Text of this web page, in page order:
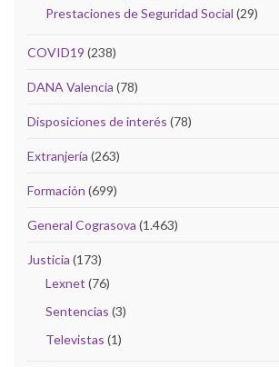
Prestaciones de Seguridad Social (29)
COVID19 (238)
DANA Valencia (78)
Disposiciones de interés (78)
Extranjería (263)
Formación (699)
General Cograsova (1.463)
Justicia (173)
Lexnet (76)
Sentencias (3)
Televistas (1)